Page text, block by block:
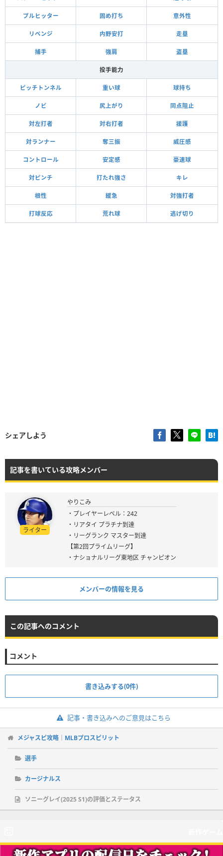
プルヒッター 固め打ち 意外性
リベンジ 内野安打 走塁
捕手 強肩 盗塁
投手能力
ピッチトンネル 重い球 球持ち
ノビ 尻上がり 同点阻止
対左打者 対右打者 援護
対ランナー 奪三振 威圧感
コントロール 安定感 豪速球
対ピンチ 打たれ強さ キレ
根性 緩急 対強打者
打球反応 荒れ球 逃げ切り
シェアしよう
記事を書いている攻略メンバー
ライター
やりこみ
・プレイヤーレベル：242
・リアタイ プラチナ到達
・リーグランク マスター到達
【第2回プライムリーグ】
・ナショナルリーグ東地区 チャンピオン
メンバーの情報を見る
この記事へのコメント
コメント
書き込みする(0件)
記事・書き込みへのご意見はこちら
メジャスピ攻略｜MLBプロスピリット
選手
カージナルス
ソニーグレイ(2025 S1)の評価とステータス